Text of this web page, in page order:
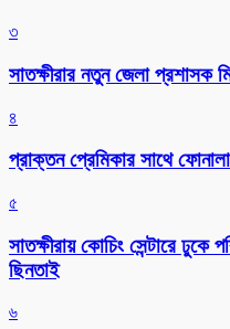
৩
সাতক্ষীরার নতুন জেলা প্রশাসক
৪
প্রাক্তন প্রেমিকার সাথে
৫
সাতক্ষীরায় কোচিং সেন্টারে ঢুকে
ছিনতাই
৬